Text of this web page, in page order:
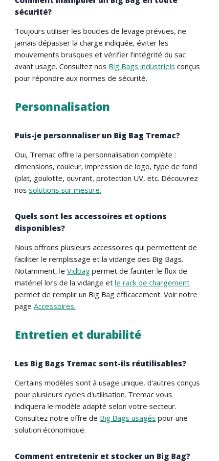
sécurité?
Toujours utiliser les boucles de levage prévues, ne
jamais dépasser la charge indiquée, éviter les
mouvements brusques et vérifier l'intégrité du sac
avant usage. Consultez nos Big Bags industriels conçus
pour répondre aux normes de sécurité.
Personnalisation
Puis-je personnaliser un Big Bag Tremac?
Oui, Tremac offre la personnalisation complète :
dimensions, couleur, impression de logo, type de fond
(plat, goulotte, ouvrant, protection UV, etc. Découvrez
nos solutions sur mesure.
Quels sont les accessoires et options
disponibles?
Nous offrons plusieurs accessoires qui permettent de
faciliter le remplissage et la vidange des Big Bags.
Notamment, le Vidbag permet de faciliter le flux de
matériel lors de la vidange et le rack de chargement
permet de remplir un Big Bag efficacement. Voir notre
page Accessoires.
Entretien et durabilité
Les Big Bags Tremac sont-ils réutilisables?
Certains modèles sont à usage unique, d'autres conçus
pour plusieurs cycles d'utilisation. Tremac vous
indiquera le modèle adapté selon votre secteur.
Consultez notre offre de Big Bags usagés pour une
solution économique.
Comment entretenir et stocker un Big Bag?